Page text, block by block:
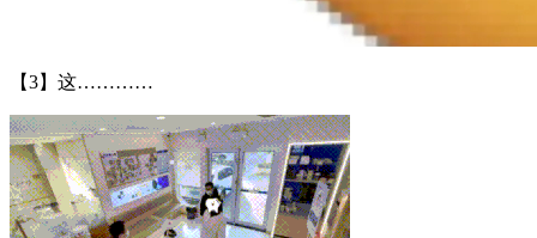
【3】这…………